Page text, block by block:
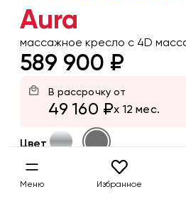
Aura
массажное кресло с 4D
589 900 ₽
В рассрочку от
49 160 ₽x 12 мес.
Цвет
Меню Избранное